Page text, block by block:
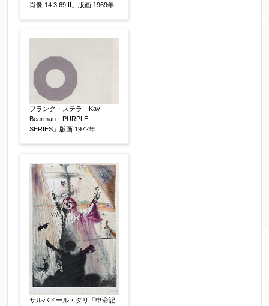
肖像 14.3.69 II」版画 1969年
フランク・ステラ「Kay
Bearman：PURPLE
SERIES」版画 1972年
サルバドール・ダリ「申命記